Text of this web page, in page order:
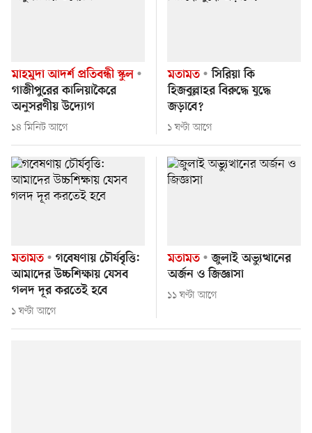
মাহমুদা আদর্শ প্রতিবন্ধী স্কুল
গাজীপুরের কালিয়াকৈরে
অনুসরণীয় উদ্যোগ
১৪ মিনিট আগে
মতামত
সিরিয়া কি
হিজবুল্লাহর বিরুদ্ধে যুদ্ধে
জড়াবে?
১ ঘণ্টা আগে
মতামত
গবেষণায় চৌর্যবৃত্তি:
আমাদের উচ্চশিক্ষায় যেসব
গলদ দূর করতেই হবে
১ ঘণ্টা আগে
মতামত
জুলাই অভ্যুত্থানের
অর্জন ও জিজ্ঞাসা
১১ ঘণ্টা আগে